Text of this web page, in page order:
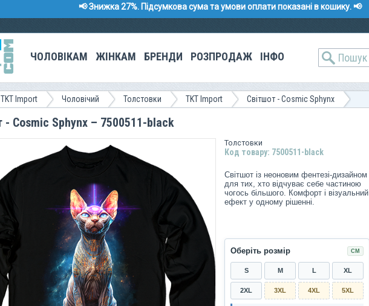
📢 Знижка 27%. Підсумкова сума та умови оплати показані в кошику. 📢
ЧОЛОВІКАМ ЖІНКАМ БРЕНДИ РОЗПРОДАЖ ІНФО
TKT Import Чоловічий Толстовки TKT Import Світшот - Cosmic Sphynx
- Cosmic Sphynx – 7500511-black
Толстовки
Код товару: 7500511-black
Світшот із неоновим фентезі-дизайном
для тих, хто відчуває себе частиною
чогось більшого. Комфорт і візуальний
ефект у одному рішенні.
Оберіть розмір СМ
S M L XL
2XL 3XL 4XL 5XL